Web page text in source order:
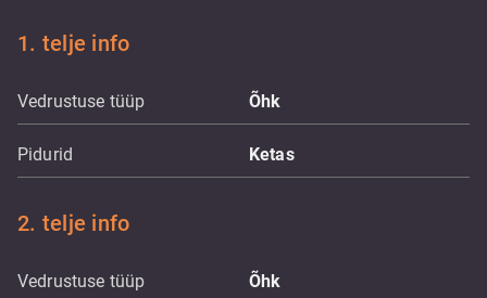
1. telje info
Vedrustuse tüüp Õhk
Pidurid Ketas
2. telje info
Vedrustuse tüüp Õhk